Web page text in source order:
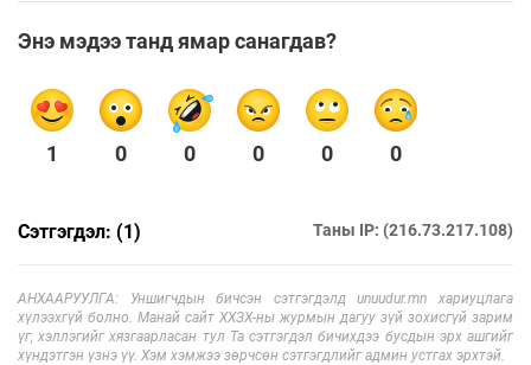
Энэ мэдээ танд ямар санагдав?
1 0 0 0 0 0
Сэтгэгдэл: (1) Таны IP: (216.73.217.108)
АНХААРУУЛГА: Уншигчдын бичсэн сэтгэгдэлд unuudur.mn хариуцлага
хүлээхгүй болно. Манай сайт ХХЗХ-ны журмын дагуу зүй зохисгүй зарим
үг, хэллэгийг хязгаарласан тул Та сэтгэгдэл бичихдээ бусдын эрх ашгийг
хүндэтгэн үзнэ үү. Хэм хэмжээ зөрчсөн сэтгэгдлийг админ устгах эрхтэй.